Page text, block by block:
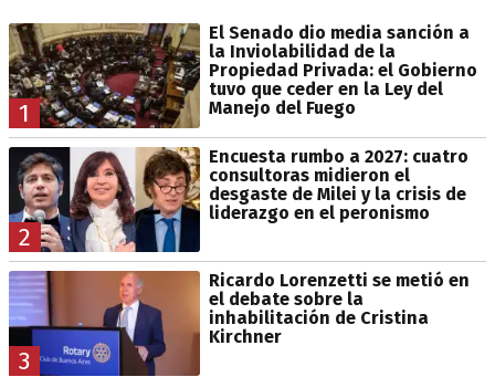
1
El Senado dio media sanción a
la Inviolabilidad de la
Propiedad Privada: el Gobierno
tuvo que ceder en la Ley del
Manejo del Fuego
2
Encuesta rumbo a 2027: cuatro
consultoras midieron el
desgaste de Milei y la crisis de
liderazgo en el peronismo
3
Ricardo Lorenzetti se metió en
el debate sobre la
inhabilitación de Cristina
Kirchner